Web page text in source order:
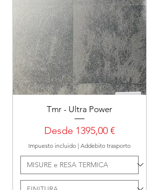
Tmr - Ultra Power
Desde 1395,00 €
Precio de oferta
Impuesto incluido | Addebito trasporto